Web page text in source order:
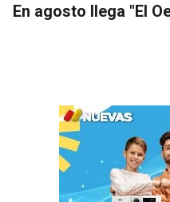
En agosto llega "El